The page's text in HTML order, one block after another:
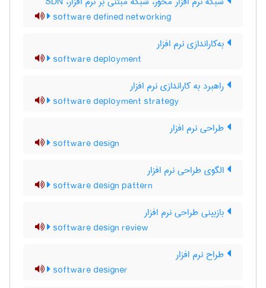
software defined networking
به‌کاراندازی نرم ‌افزار
software deployment
راهبرد به کاراندازی نرم ‌افزار
software deployment strategy
طراحی نرم‌ افزار
software design
الگوی طراحی نرم افزار
software design pattern
بازبینی طراحی نرم ‌افزار
software design review
طراح نرم‌ افزار
software designer